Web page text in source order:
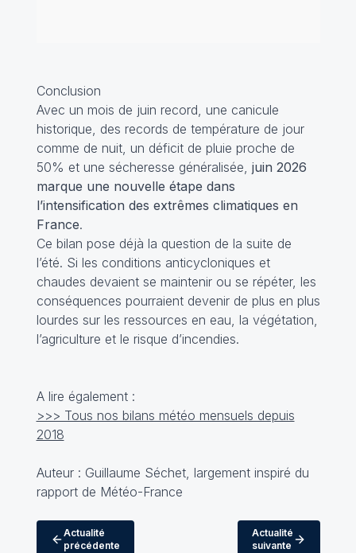
Conclusion
Avec un mois de juin record, une canicule
historique, des records de température de jour
comme de nuit, un déficit de pluie proche de
50% et une sécheresse généralisée, juin 2026
marque une nouvelle étape dans
l’intensification des extrêmes climatiques en
France.
Ce bilan pose déjà la question de la suite de
l’été. Si les conditions anticycloniques et
chaudes devaient se maintenir ou se répéter, les
conséquences pourraient devenir de plus en plus
lourdes sur les ressources en eau, la végétation,
l’agriculture et le risque d’incendies.
A lire également :
>>> Tous nos bilans météo mensuels depuis
2018
Auteur : Guillaume Séchet, largement inspiré du
rapport de Météo-France
Actualité
précédente
Actualité
suivante